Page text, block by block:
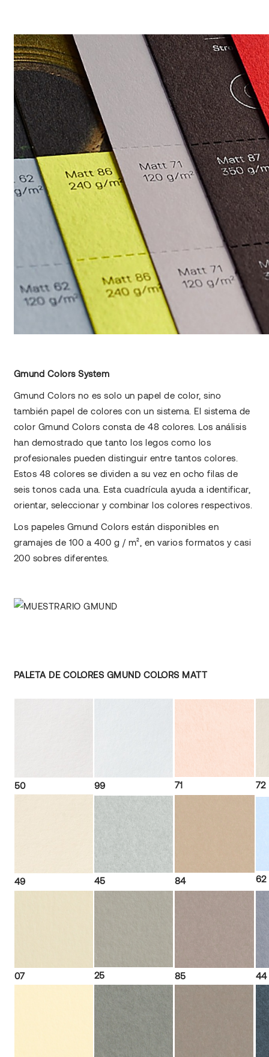
Gmund Colors System
Gmund Colors no es solo un papel de color, sino
también papel de colores con un sistema. El sistema de
color Gmund Colors consta de 48 colores. Los análisis
han demostrado que tanto los legos como los
profesionales pueden distinguir entre tantos colores.
Estos 48 colores se dividen a su vez en ocho filas de
seis tonos cada una. Esta cuadrícula ayuda a identificar,
orientar, seleccionar y combinar los colores respectivos.
Los papeles Gmund Colors están disponibles en
gramajes de 100 a 400 g / m², en varios formatos y casi
200 sobres diferentes.
PALETA DE COLORES GMUND COLORS MATT
50 99 71 72
49 45 84 62
07 25 85 44